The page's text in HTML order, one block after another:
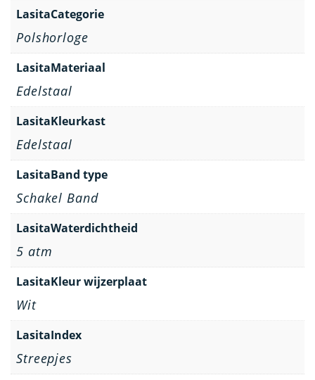
LasitaCategorie
Polshorloge
LasitaMateriaal
Edelstaal
LasitaKleurkast
Edelstaal
LasitaBand type
Schakel Band
LasitaWaterdichtheid
5 atm
LasitaKleur wijzerplaat
Wit
LasitaIndex
Streepjes